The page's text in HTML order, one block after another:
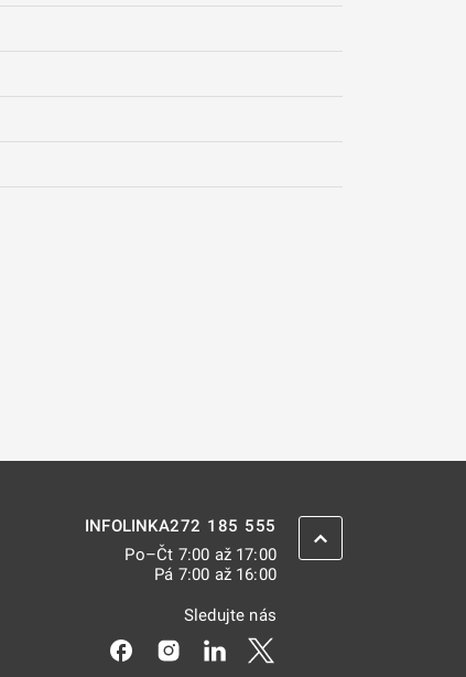
INFOLINKA272 185 555
Po–Čt 7:00 až 17:00
Pá 7:00 až 16:00
Sledujte nás
Odkaz se otevře na nové kartě
Odkaz se otevře na nové kartě
Odkaz se otevře na nové
ZPĚT NAHORU